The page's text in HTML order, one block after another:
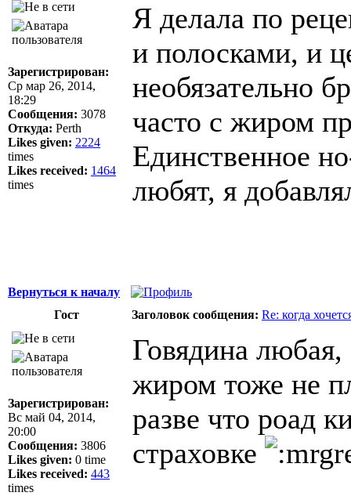
Зарегистрирован:
Ср мар 26, 2014,
18:29
Сообщения: 3078
Откуда: Perth
Likes given: 2224
times
Likes received: 1464
times
Я делала по
и полосками, и
необязательно
часто с жиром
Единственное
любят, я
Вернуться к началу
Гост
Заголовок сообщения: Re: когда
Зарегистрирован:
Вс май 04, 2014,
20:00
Сообщения: 3806
Likes given: 0 time
Likes received: 443
times
Говядина любая,
жиром тоже не
разве что роад
страховке